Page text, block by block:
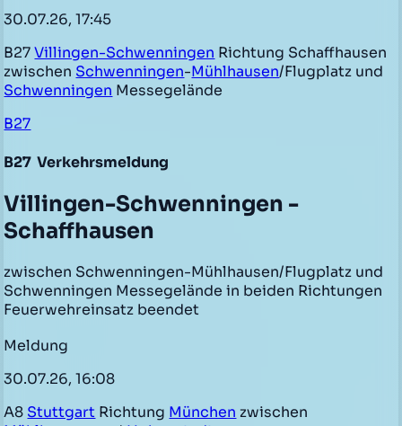
30.07.26, 17:45
B27Villingen-Schwenningen Richtung Schaffhausen
zwischen Schwenningen-Mühlhausen/Flugplatz und
Schwenningen Messegelände
B27
B27 Verkehrsmeldung
Villingen-Schwenningen -
Schaffhausen
zwischen Schwenningen-Mühlhausen/Flugplatz und
Schwenningen Messegelände in beiden Richtungen
Feuerwehreinsatz beendet
Meldung
30.07.26, 16:08
A8 Stuttgart Richtung München zwischen